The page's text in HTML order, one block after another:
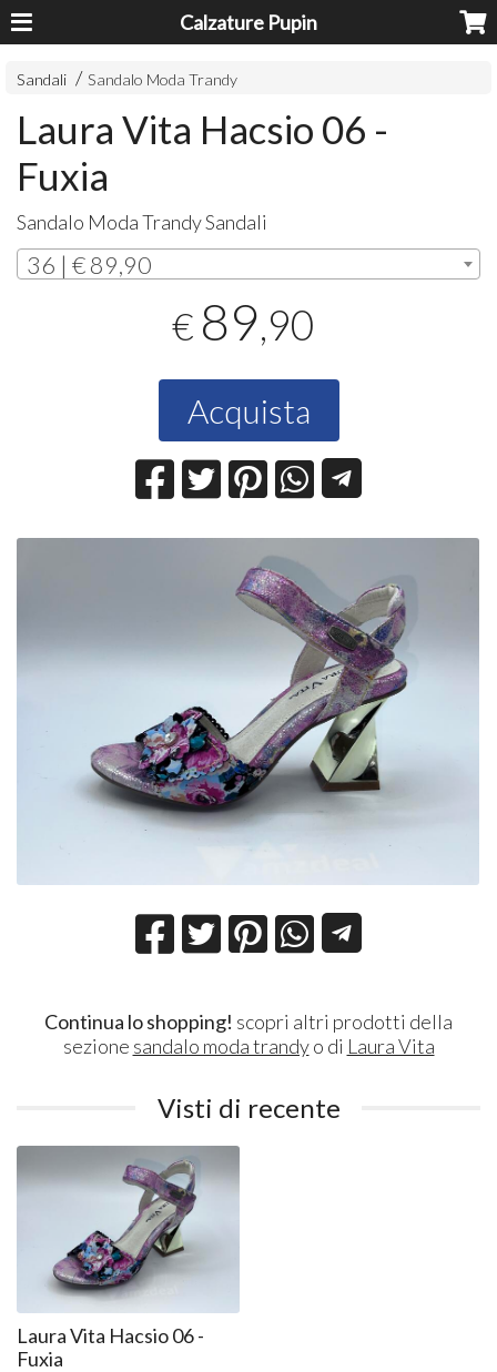
Calzature Pupin
Sandali Sandalo Moda Trandy
Laura Vita Hacsio 06 -
Fuxia
Sandalo Moda Trandy Sandali
36 | € 89,90
€ 89,90
Acquista
Continua lo shopping! scopri altri prodotti della
sezione sandalo moda trandyo di Laura Vita
Visti di recente
Laura Vita Hacsio 06 -
Fuxia